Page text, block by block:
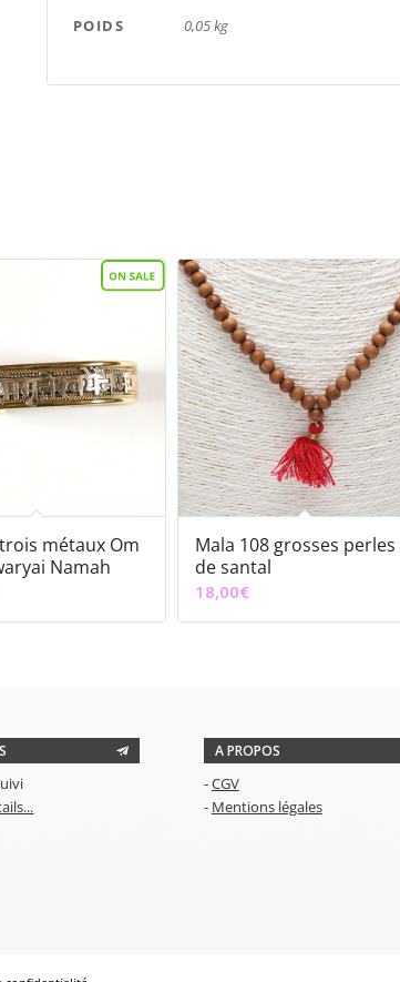
POIDS 0,05 kg
métaux Om
Namah
Mala 108 grosses perles
de santal
18,00€
A PROPOS
-CGV
- Mentions légales